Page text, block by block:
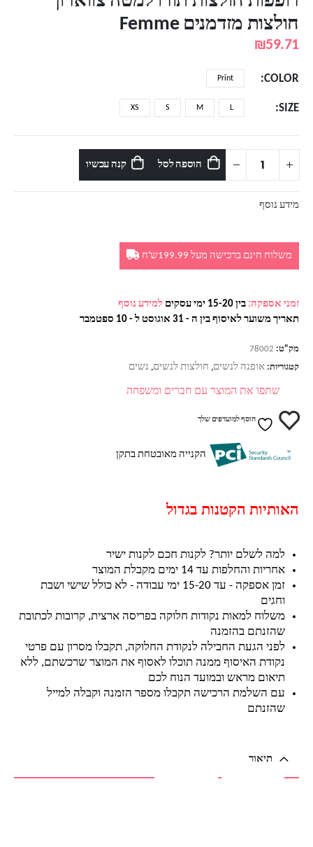
חולצות מזדמנים Femme
₪59.71
COLOR
Print
SIZE
L
M
S
XS
הוספה לסל קנה עכשיו
מידע נוסף
משלוח חינם ברכישה מעל 199.99ש'ח
זמני אספקה: בין 15-20 ימי עסקים
למידע נוסף
תאריך משוער לאיסוף בין ה - 31 אוגוסט ל - 10 ספטמבר
מק"ט: 78002
קטגוריות: אופנה לנשים, חולצות לנשים, נשים
שתפו את המוצר עם חברים ומשפחה
הוסף למועדפים שלך
הקנייה מאובטחת בתקן
האותיות הקטנות בגדול
למה לשלם יותר? לקנות חכם לקנות ישיר
אחריות והחלפות עד 14 ימים מקבלת המוצר
זמן אספקה - עד 15-20 ימי עבודה - לא כולל שישי ושבת
וחגים
משלוח למאות נקודות חלוקה בפריסה ארצית, קרובות לכתובת
שהזנתם בהזמנה
לפני הגעת החבילה לנקודת החלוקה, תקבלו מסרון עם פרטי
נקודת האיסוף ממנה תוכלו לאסוף את המוצר שרכשתם, ללא
תיאום מראש ובמועד הנוח לכם
עם השלמת הרכישה תקבלו מספר הזמנה וקבלה למייל
שהזנתם
תיאור